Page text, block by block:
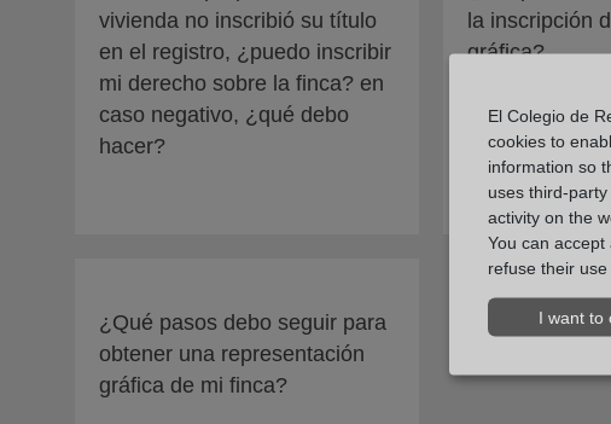
vivienda no inscribió su título
en el registro, ¿puedo inscribir
mi derecho sobre la finca? en
caso negativo, ¿qué debo
hacer?
la inscripción
gráfica?
¿Qué pasos debo seguir para
obtener una representación
gráfica de mi finca?
El Colegio de
cookies to
information so
uses third-
activity on the
You can accept
refuse their use
I want to